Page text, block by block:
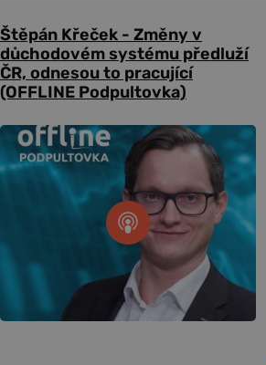
Štěpán Křeček - Změny v
důchodovém systému předluží
ČR, odnesou to pracující
(OFFLINE Podpultovka)